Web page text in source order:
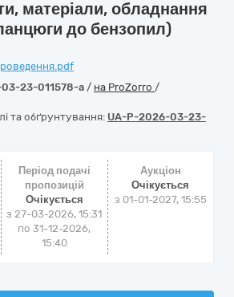
матеріали, обладнання
до бензопил)
23-011578-a / на ProZorro /
та обґрунтування: UA-P-2026-03-23-
Період подачі
пропозицій
Очікується
з 27-03-2026, 15:31
по 31-12-2026,
15:40
Аукціон
Очікується
з 01-01-2027, 15:55